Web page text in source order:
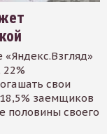
свои
заемщиков
половины своего